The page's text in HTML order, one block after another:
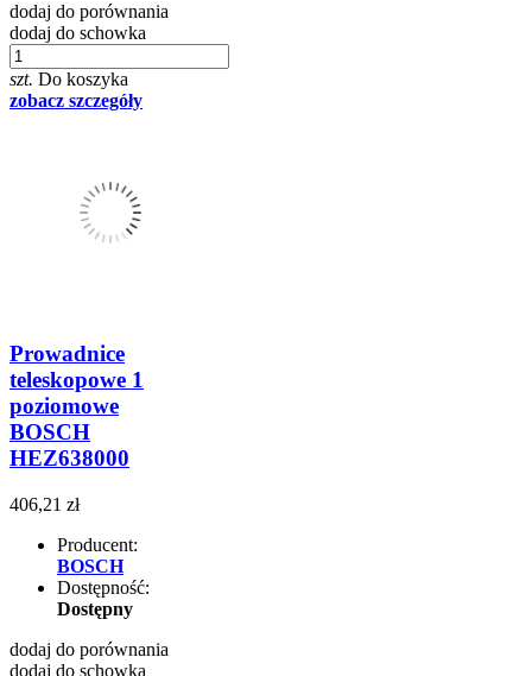
dodaj do porównania
dodaj do schowka
szt. Do koszyka
zobacz szczegóły
Prowadnice
teleskopowe 1
poziomowe
BOSCH
HEZ638000
406,21 zł
Producent:
BOSCH
Dostępność:
Dostępny
dodaj do porównania
dodaj do schowka